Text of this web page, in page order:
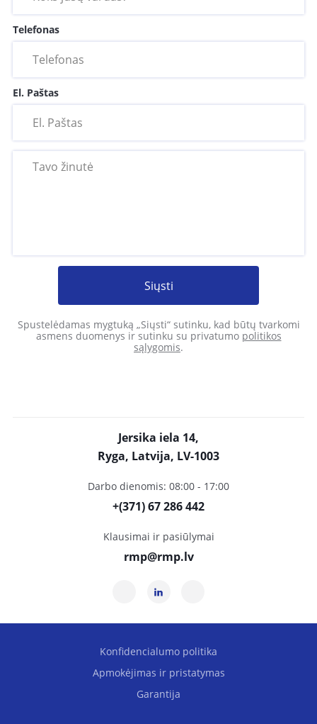
Telefonas
El. Paštas
Siųsti
Spustelėdamas mygtuką „Siųsti“ sutinku, kad būtų tvarkomi
asmens duomenys ir sutinku su privatumo politikos
sąlygomis.
Jersika iela 14,
Ryga, Latvija, LV-1003
Darbo dienomis: 08:00 - 17:00
+(371) 67 286 442
Klausimai ir pasiūlymai
rmp@rmp.lv
Konfidencialumo politika
Apmokėjimas ir pristatymas
Garantija